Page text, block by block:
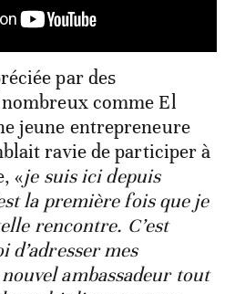
par des
comme El
jeune entrepreneure
ravie de participer à
«je suis ici depuis
la première fois que je
rencontre. C’est
d’adresser mes
ambassadeur tout